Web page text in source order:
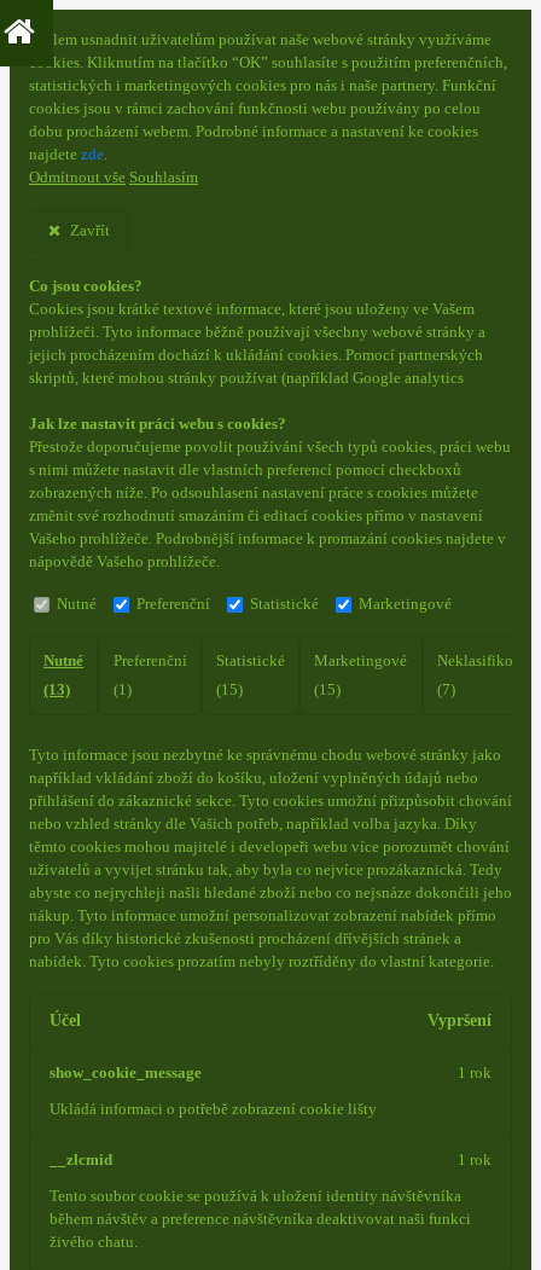
S cílem usnadnit uživatelům používat naše webové stránky využíváme
cookies. Kliknutím na tlačítko “OK” souhlasíte s použitím preferenčních,
statistických i marketingových cookies pro nás i naše partnery. Funkční
cookies jsou v rámci zachování funkčnosti webu používány po celou
dobu procházení webem. Podrobné informace a nastavení ke cookies
najdete zde.
Odmítnout vše Souhlasím
Zavřít
Co jsou cookies?
Cookies jsou krátké textové informace, které jsou uloženy ve Vašem
prohlížeči. Tyto informace běžně používají všechny webové stránky a
jejich procházením dochází k ukládání cookies. Pomocí partnerských
skriptů, které mohou stránky používat (například Google analytics
Jak lze nastavit práci webu s cookies?
Přestože doporučujeme povolit používání všech typů cookies, práci webu
s nimi můžete nastavit dle vlastních preferencí pomocí checkboxů
zobrazených níže. Po odsouhlasení nastavení práce s cookies můžete
změnit své rozhodnutí smazáním či editací cookies přímo v nastavení
Vašeho prohlížeče. Podrobnější informace k promazání cookies najdete v
nápovědě Vašeho prohlížeče.
Nutné Preferenční Statistické Marketingové
Nutné
(13)
Preferenční
(1)
Statistické
(15)
Marketingové
(15)
(7)
Tyto informace jsou nezbytné ke správnému chodu webové stránky jako
například vkládání zboží do košíku, uložení vyplněných údajů nebo
přihlášení do zákaznické sekce. Tyto cookies umožní přizpůsobit chování
nebo vzhled stránky dle Vašich potřeb, například volba jazyka. Díky
těmto cookies mohou majitelé i developeři webu více porozumět chování
uživatelů a vyvijet stránku tak, aby byla co nejvíce prozákaznická. Tedy
abyste co nejrychleji našli hledané zboží nebo co nejsnáze dokončili jeho
nákup. Tyto informace umožní personalizovat zobrazení nabídek přímo
pro Vás díky historické zkušenosti procházení dřívějších stránek a
nabídek. Tyto cookies prozatím nebyly roztříděny do vlastní kategorie.
Účel Vypršení
show_cookie_message
Ukládá informaci o potřebě zobrazení cookie lišty
1 rok
__zlcmid
Tento soubor cookie se používá k uložení identity návštěvníka
během návštěv a preference návštěvníka deaktivovat naši funkci
živého chatu.
1 rok